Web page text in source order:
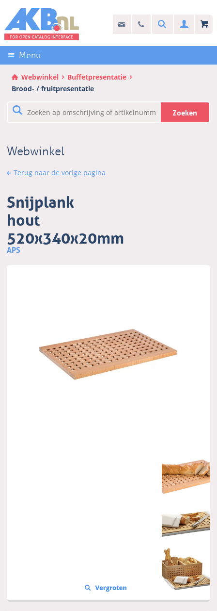
links
over
Direct
naar
de
inhoud
Direct
het
info@akb.nl
Stel uw vraag
030 69 50 814Search
Menu
Webwinkel
Buffetpresentatie
Brood- / fruitpresentatie
Zoeken
Webwinkel
Terug naar de vorige pagina
Snijplank
hout
520x340x20mm
APS